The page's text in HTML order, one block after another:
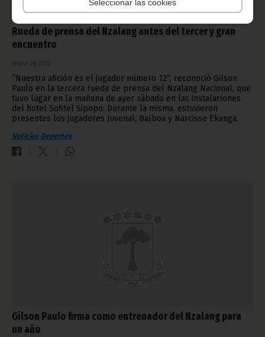
Seleccionar las cookies
Rueda de prensa del Nzalang antes del tercer y gran
encuentro
enero 29, 2012
“Nuestra afición es el jugador número 12”, reconoció Gilson
Paulo en la tercera rueda de prensa del Nzalang Nacional, que
tuvo lugar en la mañana de ayer sábado en las instalaciones
del hotel Sofitel Sipopo. Durante la misma, estuvieron
presentes los jugadores Juvenal, Balboa y Narcisse Ekanga.
Noticias Deportes
Gilson Paulo firma como entrenador del Nzalang para
un año